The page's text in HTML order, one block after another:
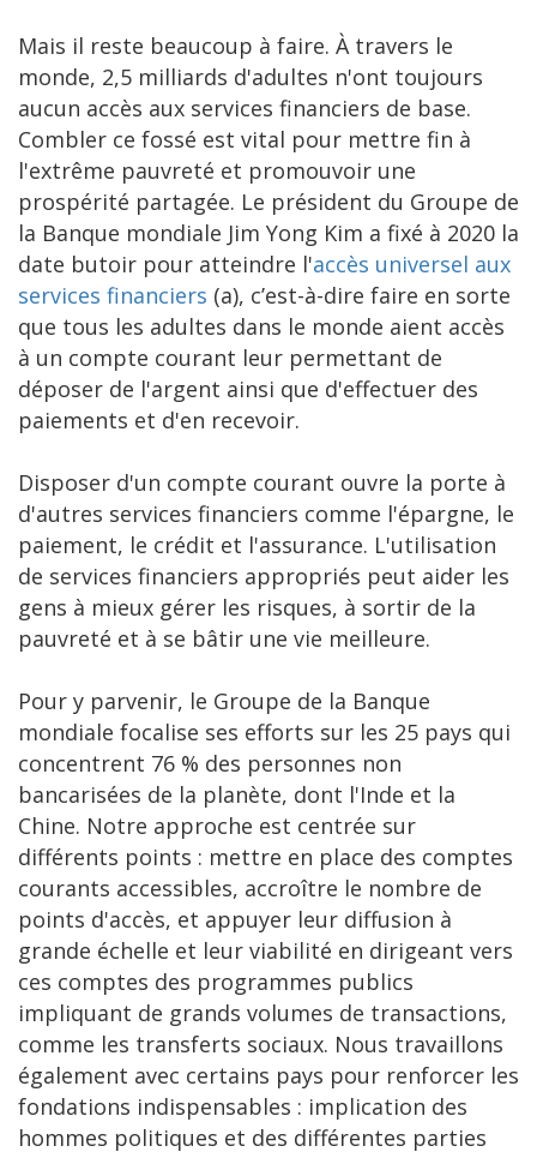
Mais il reste beaucoup à faire. À travers le
monde, 2,5 milliards d'adultes n'ont toujours
aucun accès aux services financiers de base.
Combler ce fossé est vital pour mettre fin à
l'extrême pauvreté et promouvoir une
prospérité partagée. Le président du Groupe de
la Banque mondiale Jim Yong Kim a fixé à 2020 la
date butoir pour atteindre l'accès universel aux
services financiers (a), c’est-à-dire faire en sorte
que tous les adultes dans le monde aient accès
à un compte courant leur permettant de
déposer de l'argent ainsi que d'effectuer des
paiements et d'en recevoir.
Disposer d'un compte courant ouvre la porte à
d'autres services financiers comme l'épargne, le
paiement, le crédit et l'assurance. L'utilisation
de services financiers appropriés peut aider les
gens à mieux gérer les risques, à sortir de la
pauvreté et à se bâtir une vie meilleure.
Pour y parvenir, le Groupe de la Banque
mondiale focalise ses efforts sur les 25 pays qui
concentrent 76 % des personnes non
bancarisées de la planète, dont l'Inde et la
Chine. Notre approche est centrée sur
différents points : mettre en place des comptes
courants accessibles, accroître le nombre de
points d'accès, et appuyer leur diffusion à
grande échelle et leur viabilité en dirigeant vers
ces comptes des programmes publics
impliquant de grands volumes de transactions,
comme les transferts sociaux. Nous travaillons
également avec certains pays pour renforcer les
fondations indispensables : implication des
hommes politiques et des différentes parties